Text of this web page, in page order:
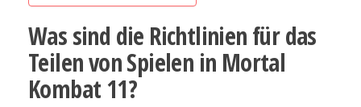
Was sind die Richtlinien für das
Teilen von Spielen in Mortal
Kombat 11?